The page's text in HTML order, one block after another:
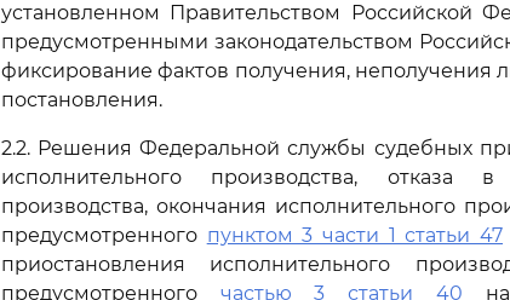
установленном Правительством Российской
предусмотренными законодательством
фиксирование фактов получения, неполучения
постановления.
2.2. Решения Федеральной службы судебных
исполнительного производства, отказа
производства, окончания исполнительного
предусмотренного пунктом 3 части 1 статьи 47
приостановления исполнительного
предусмотренного частью 3 статьи 40